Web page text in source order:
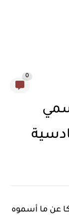
0
عن ما أسموه